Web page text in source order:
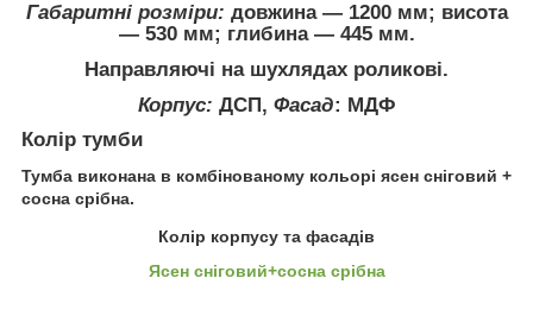
Габаритні розміри: довжина ― 1200 мм; висота
― 530 мм; глибина ― 445 мм.
Направляючі на шухлядах роликові.
Корпус: ДСП, Фасад: МДФ
Колір тумби
Тумба виконана в комбінованому кольорі ясен сніговий +
сосна срібна.
Колір корпусу та фасадів
Ясен сніговий+сосна срібна